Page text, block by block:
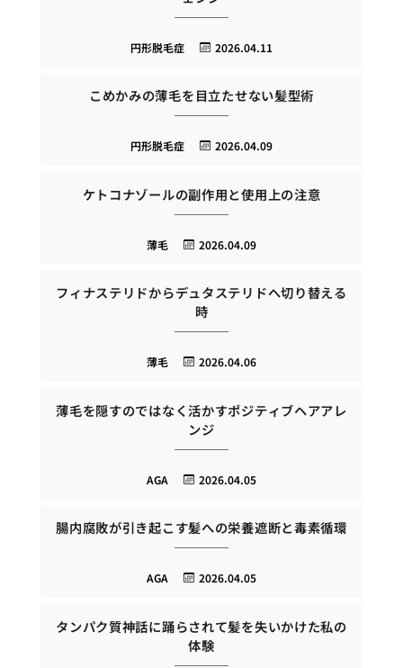
2026.04.11
円形脱毛症
こめかみの薄毛を目立たせない髪型術
2026.04.09
円形脱毛症
ケトコナゾールの副作用と使用上の注意
2026.04.09
薄毛
フィナステリドからデュタステリドへ切り替える
時
2026.04.06
薄毛
薄毛を隠すのではなく活かすポジティブヘアアレ
ンジ
2026.04.05
AGA
腸内腐敗が引き起こす髪への栄養遮断と毒素循環
2026.04.05
AGA
タンパク質神話に踊らされて髪を失いかけた私の
体験